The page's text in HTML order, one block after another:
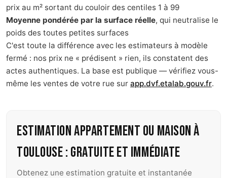
prix au m² sortant du couloir des centiles 1 à 99
Moyenne pondérée par la surface réelle, qui neutralise le
poids des toutes petites surfaces
C'est toute la différence avec les estimateurs à modèle
fermé : nos prix ne « prédisent » rien, ils constatent des
actes authentiques. La base est publique — vérifiez vous-
même les ventes de votre rue sur app.dvf.etalab.gouv.fr.
Estimation appartement ou maison à
Toulouse : gratuite et immédiate
Obtenez une estimation gratuite et instantanée